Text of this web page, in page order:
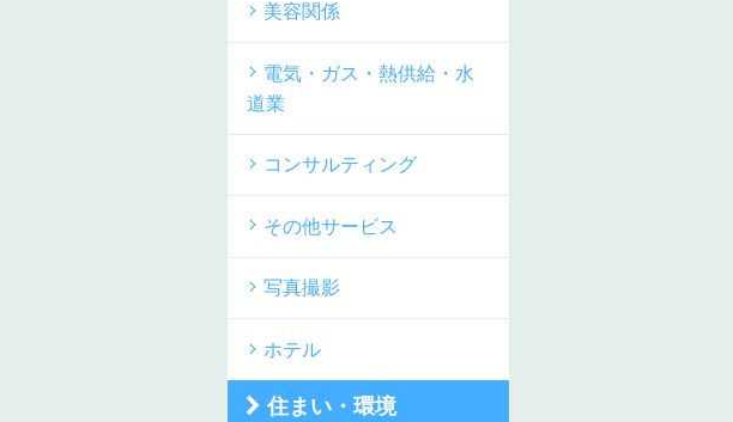
美容関係
電気・ガス・熱供給・水
道業
コンサルティング
その他サービス
写真撮影
ホテル
住まい・環境